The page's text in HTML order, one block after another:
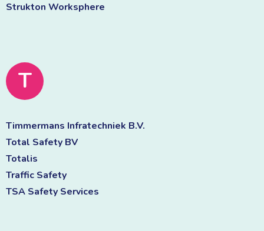
Strukton Worksphere
T
Timmermans Infratechniek B.V.
Total Safety BV
Totalis
Traffic Safety
TSA Safety Services